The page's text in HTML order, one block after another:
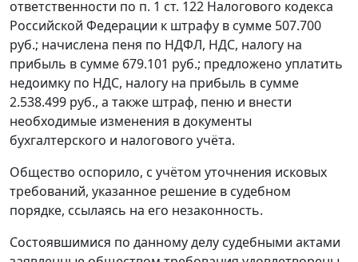
ответственности по п. 1 ст. 122 Налогового кодекса
Российской Федерации к штрафу в сумме 507.700
руб.; начислена пеня по НДФЛ, НДС, налогу на
прибыль в сумме 679.101 руб.; предложено уплатить
недоимку по НДС, налогу на прибыль в сумме
2.538.499 руб., а также штраф, пеню и внести
необходимые изменения в документы
бухгалтерского и налогового учёта.
Общество оспорило, с учётом уточнения исковых
требований, указанное решение в судебном
порядке, ссылаясь на его незаконность.
Состоявшимися по данному делу судебными актами